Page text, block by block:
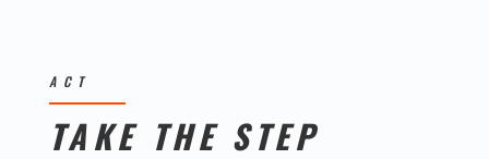
ACT
TAKE THE STEP